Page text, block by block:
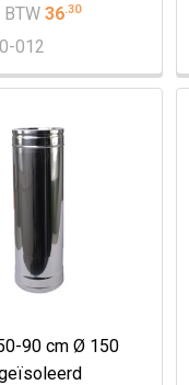
36.30
012
90 cm Ø 150